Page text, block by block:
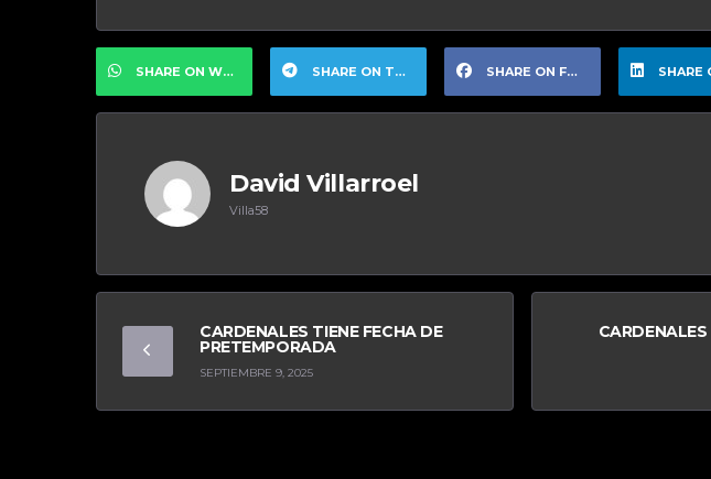
SHARE ON WHATSAPP SHARE ON TELEGRAM SHARE ON FACEBOOK SHARE ON
David Villarroel
Villa58
CARDENALES TIENE FECHA DE
PRETEMPORADA
SEPTIEMBRE 9, 2025